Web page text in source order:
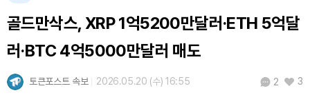
BNB (BNB) ₩843,465 (+0.03%)
USDC (USDC)
골드만삭스, XRP 1억5200만달러·ETH 5억달
러·BTC 4억5000만달러 매도
토큰포스트 속보 2026.05.20 (수) 16:55 2 3